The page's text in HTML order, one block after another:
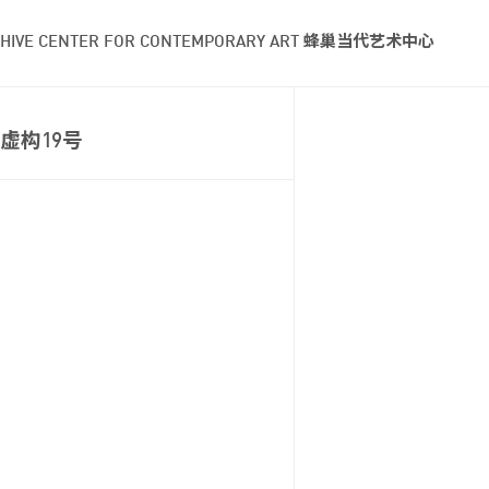
HIVE CENTER FOR CONTEMPORARY ART 蜂巢当代艺术中心
虚构19号